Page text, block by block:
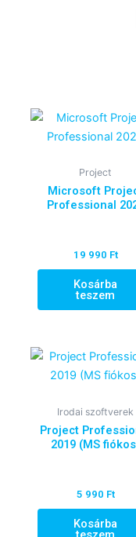
Project
Microsoft
Professional
19 990 Ft
Kosárba
teszem
Irodai szoftverek
Project
2019 (MS
5 990 Ft
Kosárba